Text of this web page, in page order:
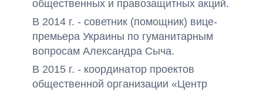
общественных и правозащитных акций.
В 2014 г. - советник (помощник) вице-
премьера Украины по гуманитарным
вопросам Александра Сыча.
В 2015 г. - координатор проектов
общественной организации «Центр